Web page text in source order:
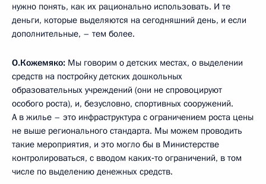
нужно понять, как их рационально использовать. И те
деньги, которые выделяются на сегодняшний день, и если
дополнительные, – тем более.
О.Кожемяко: Мы говорим о детских местах, о выделении
средств на постройку детских дошкольных
образовательных учреждений (они не спровоцируют
особого роста), и, безусловно, спортивных сооружений.
А в жилье – это инфраструктура с ограничением роста цены
не выше регионального стандарта. Мы можем проводить
такие мероприятия, и это могло бы в Министерстве
контролироваться, с вводом каких‑то ограничений, в том
числе по выделению денежных средств.